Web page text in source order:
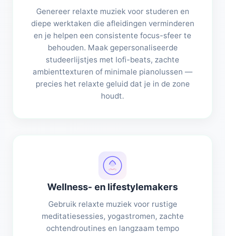
Genereer relaxte muziek voor studeren en
diepe werktaken die afleidingen verminderen
en je helpen een consistente focus-sfeer te
behouden. Maak gepersonaliseerde
studeerlijstjes met lofi-beats, zachte
ambienttexturen of minimale pianolussen —
precies het relaxte geluid dat je in de zone
houdt.
Wellness- en lifestylemakers
Gebruik relaxte muziek voor rustige
meditatiesessies, yogastromen, zachte
ochtendroutines en langzaam tempo